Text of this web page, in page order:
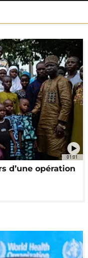
01:01
d’une opération